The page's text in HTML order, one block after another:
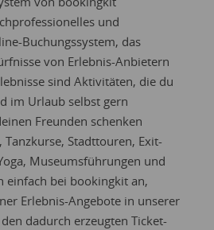
und
Buchungssystem, das
von Erlebnis-Anbietern
sind Aktivitäten, die du
im Urlaub selbst gern
Freunden schenken
Stadttouren, Exit-
Museumsführungen und
einfach bei bookingkit an,
Erlebnis-Angebote in unserer
dadurch erzeugten Ticket-